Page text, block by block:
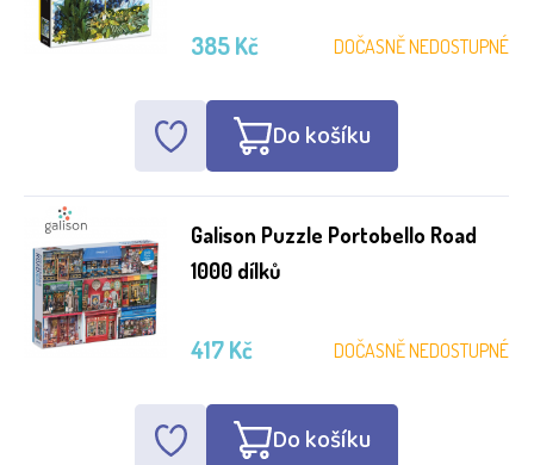
DOČASNĚ NEDOSTUPNÉ
385 Kč
Do košíku
Galison Puzzle Portobello Road
1000 dílků
DOČASNĚ NEDOSTUPNÉ
417 Kč
Do košíku